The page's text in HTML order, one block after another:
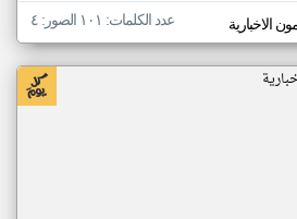
الاخبارية عدد الكلمات: ١٠١ الصور: ٤